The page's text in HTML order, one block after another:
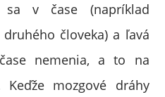
sa v čase (napríklad
človeka) a ľavá
nemenia, a to na
mozgové dráhy